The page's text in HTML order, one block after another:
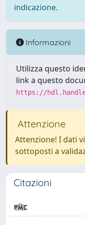
indicazione.
Informazioni
Utilizza questo
link a questo
https://
Attenzione
Attenzione! I dati
sottoposti a
Citazioni